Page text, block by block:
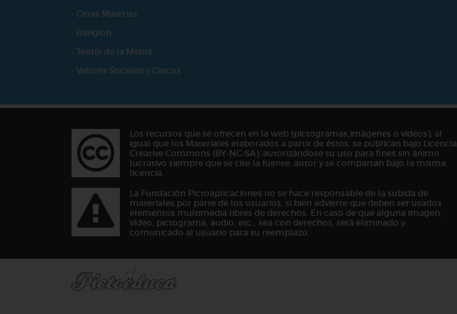
- Otras Materias
- Religión
- Teoría de la Mente
- Valores Sociales y Cívicos
Los recursos que se ofrecen en la web (pictogramas,imágenes o vídeos), al
igual que los Materiales elaborados a partir de éstos, se publican bajo Licencia
Creative Commons (BY-NC-SA), autorizándose su uso para fines sin ánimo
lucrativo siempre que se cite la fuente, autor y se compartan bajo la misma
licencia.
La Fundación Pictoaplicaciones no se hace responsable de la subida de
materiales por parte de los usuarios, si bien advierte que deben ser usados
elementos multimedia libres de derechos. En caso de que alguna imagen,
vídeo, pictograma, audio, etc… sea con derechos, será eliminado y
comunicado al usuario para su reemplazo.